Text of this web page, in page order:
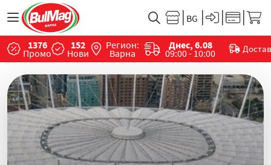
1376
Промо
152
Нови
Регион:
Варна
Днес, 6.08
09:00 - 10:00